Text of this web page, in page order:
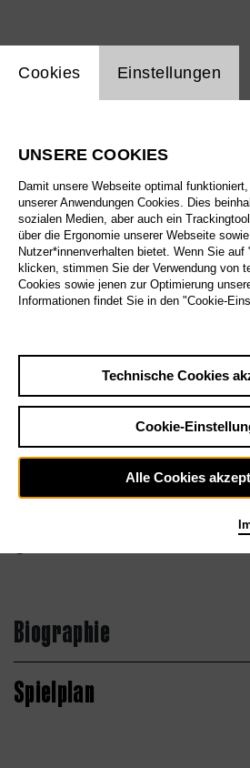
Biographie
Spielplan
Einstellung Website Cookie
Cookies Einstellungen
UNSERE COOKIES
Damit unsere Webseite optimal
unserer Anwendungen Cookies. Dies
sozialen Medien, aber auch ein
über die Ergonomie unserer Webseite
Nutzer*innenverhalten bietet. Wenn Sie
klicken, stimmen Sie der Verwendung von
Cookies sowie jenen zur Optimierung
Informationen findet Sie in den "Cookie-
Technische Cookies
Cookie-
Alle Cookies